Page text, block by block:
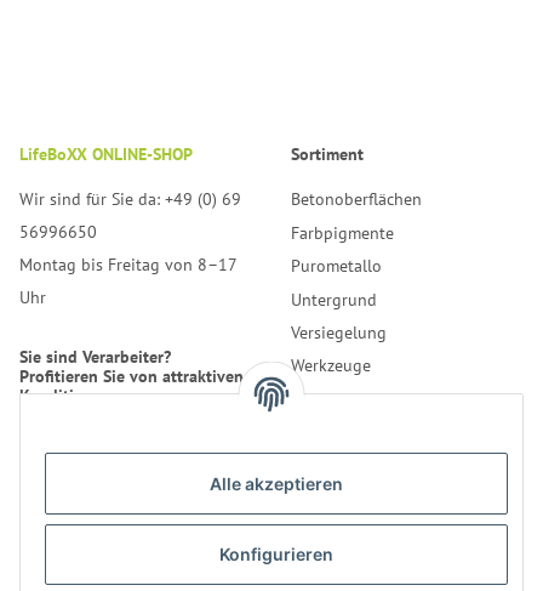
Alle akzeptieren
Konfigurieren
LifeBoXX ONLINE-SHOP
Wir sind für Sie da: +49 (0) 69
56996650
Montag bis Freitag von 8–17
Uhr
Sie sind Verarbeiter?
Profitieren Sie von attraktiven
Konditionen.
USt., zzgl.Versand
Sortiment
Betonoberflächen
Farbpigmente
Purometallo
Untergrund
Versiegelung
Werkzeuge
Reinigung
Bestellung